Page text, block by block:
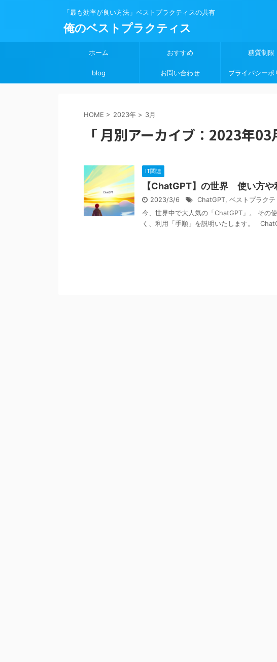
「最も効率が良い方法」ベストプラクティスの共有
俺のベストプラクティス
ホーム おすすめ 糖質制限
blog お問い合わせ プライバシーポ
HOME > 2023年 > 3月
「 月別アーカイブ：2023年
IT関連
【ChatGPT】の世界 使い方や
2023/3/6 ChatGPT, ベストプラクテ
今、世界中で大人気の「ChatGPT」。 その
く、利用「手順」を説明いたします。